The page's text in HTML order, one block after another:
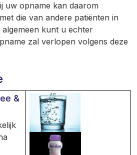
uw opname kan daarom
die van andere patiënten in
kunt u echter
zal verlopen volgens deze
&